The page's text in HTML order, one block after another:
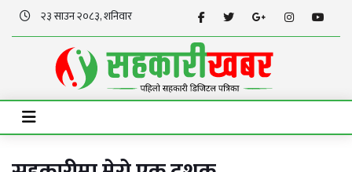
२३ साउन २०८३, शनिवार